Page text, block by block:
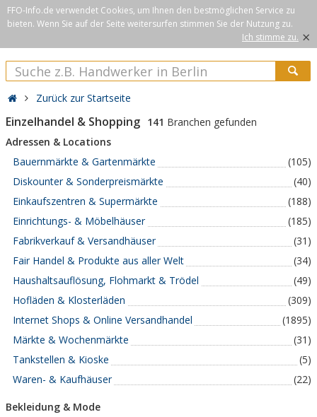
FFO-Info.de verwendet Cookies, um Ihnen den bestmöglichen Service zu
bieten. Wenn Sie auf der Seite weitersurfen stimmen Sie der Nutzung zu.
Ich stimme zu. ×
Zurück zur Startseite
Einzelhandel & Shopping 141 Branchen gefunden
Adressen & Locations
Bauernmärkte & Gartenmärkte
(105)
Diskounter & Sonderpreismärkte
(40)
Einkaufszentren & Supermärkte
(188)
Einrichtungs- & Möbelhäuser
(185)
Fabrikverkauf & Versandhäuser
(31)
Fair Handel & Produkte aus aller Welt
(34)
Haushaltsauflösung, Flohmarkt & Trödel
(49)
Hofläden & Klosterläden
(309)
Internet Shops & Online Versandhandel
(1895)
Märkte & Wochenmärkte
(31)
Tankstellen & Kioske
(5)
Waren- & Kaufhäuser
(22)
Bekleidung & Mode